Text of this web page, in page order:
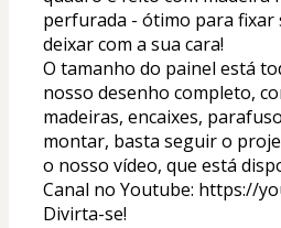
perfurada - ótimo para fixar
deixar com a sua cara!
O tamanho do painel está
nosso desenho completo,
madeiras, encaixes,
montar, basta seguir o
o nosso vídeo, que está
Canal no Youtube: https://
Divirta-se!